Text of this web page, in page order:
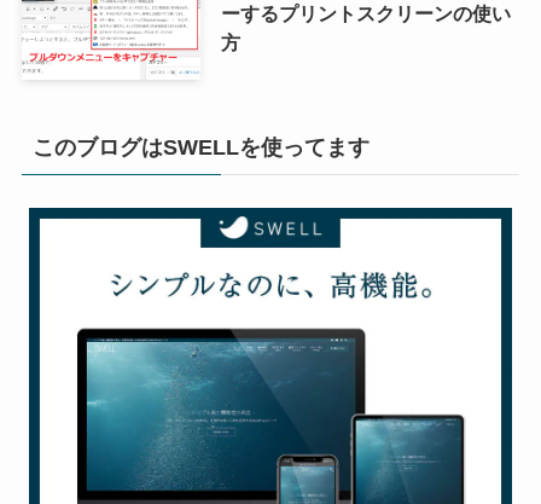
ーするプリントスクリーンの使い
方
このブログはSWELLを使ってます